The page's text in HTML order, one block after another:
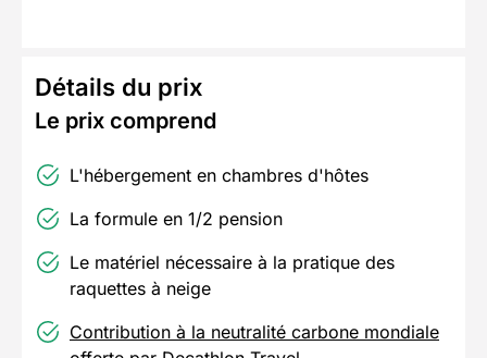
Détails du prix
Le prix comprend
L'hébergement en chambres d'hôtes
La formule en 1/2 pension
Le matériel nécessaire à la pratique des
raquettes à neige
Contribution à la neutralité carbone mondiale